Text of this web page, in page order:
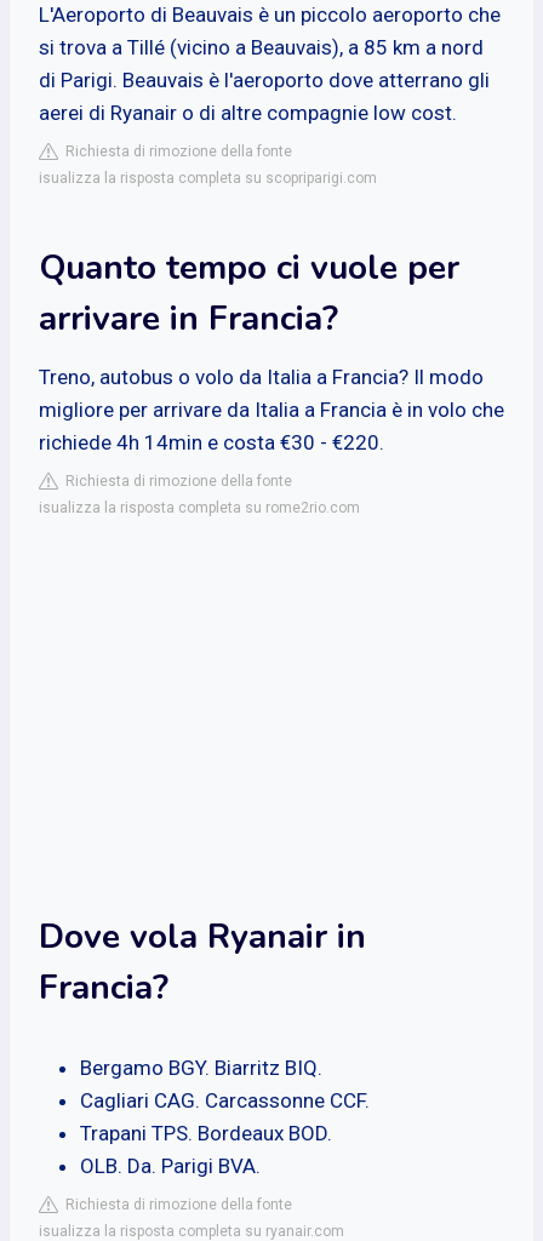
L'Aeroporto di Beauvais è un piccolo aeroporto che
si trova a Tillé (vicino a Beauvais), a 85 km a nord
di Parigi. Beauvais è l'aeroporto dove atterrano gli
aerei di Ryanair o di altre compagnie low cost.
Richiesta di rimozione della fonte
isualizza la risposta completa su scopriparigi.com
Quanto tempo ci vuole per
arrivare in Francia?
Treno, autobus o volo da Italia a Francia? Il modo
migliore per arrivare da Italia a Francia è in volo che
richiede 4h 14min e costa €30 - €220.
Richiesta di rimozione della fonte
isualizza la risposta completa su rome2rio.com
Dove vola Ryanair in
Francia?
Bergamo BGY. Biarritz BIQ.
Cagliari CAG. Carcassonne CCF.
Trapani TPS. Bordeaux BOD.
OLB. Da. Parigi BVA.
Richiesta di rimozione della fonte
isualizza la risposta completa su ryanair.com